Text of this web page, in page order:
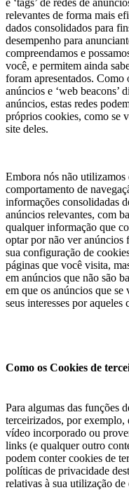
e ‘tags’ de redes de
relevantes de forma mais
dados consolidados para
desempenho para
compreendamos e
você, e permitem ainda
foram apresentados. Como
anúncios e ‘web beacons’
anúncios, estas redes
próprios cookies, como se
site deles.
Embora nós não
comportamento de
informações consolidadas
anúncios relevantes, com
qualquer informação que
optar por não ver anúncios
sua configuração de
páginas que você visita,
em anúncios que não são
em que os anúncios que
seus interesses por aqueles
Como os Cookies de
Para algumas das funções
terceirizados, por
vídeo incorporado ou
links (e qualquer outro
podem conter cookies de
políticas de privacidade
relativas à sua utilização de